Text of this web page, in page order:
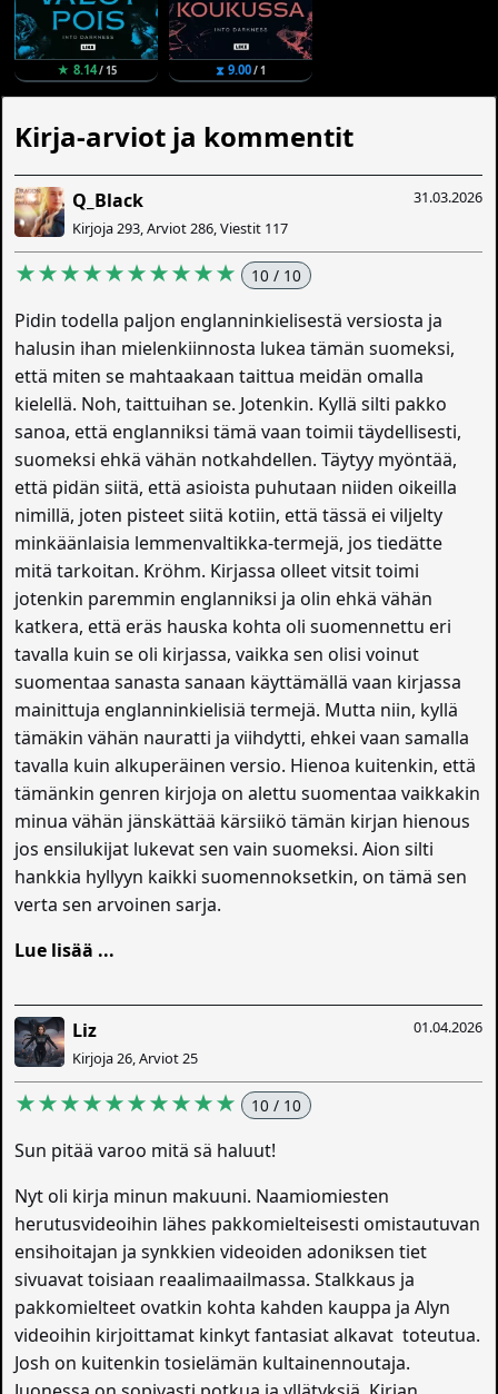
★ 8.14/ 15 ⧗ 9.00/ 1
Kirja-arviot ja kommentit
31.03.2026
Q_Black
Kirjoja 293, Arviot 286, Viestit 117
★★★★★★★★★★ 10 / 10
Pidin todella paljon englanninkielisestä versiosta ja
halusin ihan mielenkiinnosta lukea tämän suomeksi,
että miten se mahtaakaan taittua meidän omalla
kielellä. Noh, taittuihan se. Jotenkin. Kyllä silti pakko
sanoa, että englanniksi tämä vaan toimii täydellisesti,
suomeksi ehkä vähän notkahdellen. Täytyy myöntää,
että pidän siitä, että asioista puhutaan niiden oikeilla
nimillä, joten pisteet siitä kotiin, että tässä ei viljelty
minkäänlaisia lemmenvaltikka-termejä, jos tiedätte
mitä tarkoitan. Kröhm. Kirjassa olleet vitsit toimi
jotenkin paremmin englanniksi ja olin ehkä vähän
katkera, että eräs hauska kohta oli suomennettu eri
tavalla kuin se oli kirjassa, vaikka sen olisi voinut
suomentaa sanasta sanaan käyttämällä vaan kirjassa
mainittuja englanninkielisiä termejä. Mutta niin, kyllä
tämäkin vähän nauratti ja viihdytti, ehkei vaan samalla
tavalla kuin alkuperäinen versio. Hienoa kuitenkin, että
tämänkin genren kirjoja on alettu suomentaa vaikkakin
minua vähän jänskättää kärsiikö tämän kirjan hienous
jos ensilukijat lukevat sen vain suomeksi. Aion silti
hankkia hyllyyn kaikki suomennoksetkin, on tämä sen
verta sen arvoinen sarja.
Lue lisää ...
01.04.2026
Liz
Kirjoja 26, Arviot 25
★★★★★★★★★★ 10 / 10
Sun pitää varoo mitä sä haluut!
Nyt oli kirja minun makuuni. Naamiomiesten
herutusvideoihin lähes pakkomielteisesti omistautuvan
ensihoitajan ja synkkien videoiden adoniksen tiet
sivuavat toisiaan reaalimaailmassa. Stalkkaus ja
pakkomielteet ovatkin kohta kahden kauppa ja Alyn
videoihin kirjoittamat kinkyt fantasiat alkavat toteutua.
Josh on kuitenkin tosielämän kultainennoutaja.